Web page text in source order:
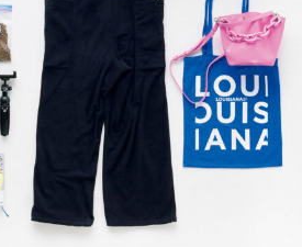
がわかる今月のあなた
LEARN
知る、考える
MAMA
ママもいろいろ